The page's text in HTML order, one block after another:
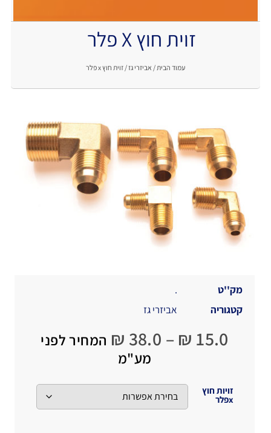
זוית חוץ X פלר
עמוד הבית / אביזרי גז/ זוית חוץ x פלר
מק''ט
.
קטגוריה
אביזרי גז
₪ 15.0
–
₪ 38.0
המחיר לפני
מע"מ
זויות חוץ
xפלר